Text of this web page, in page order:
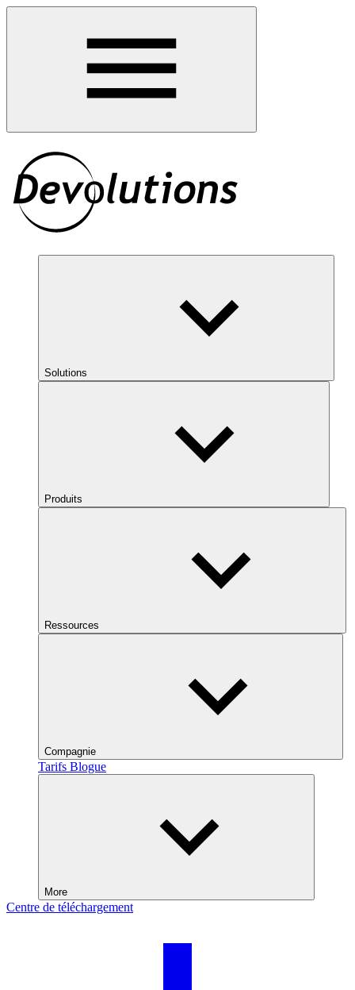
Solutions
Produits
Ressources
Compagnie
Tarifs Blogue
More
Centre de téléchargement